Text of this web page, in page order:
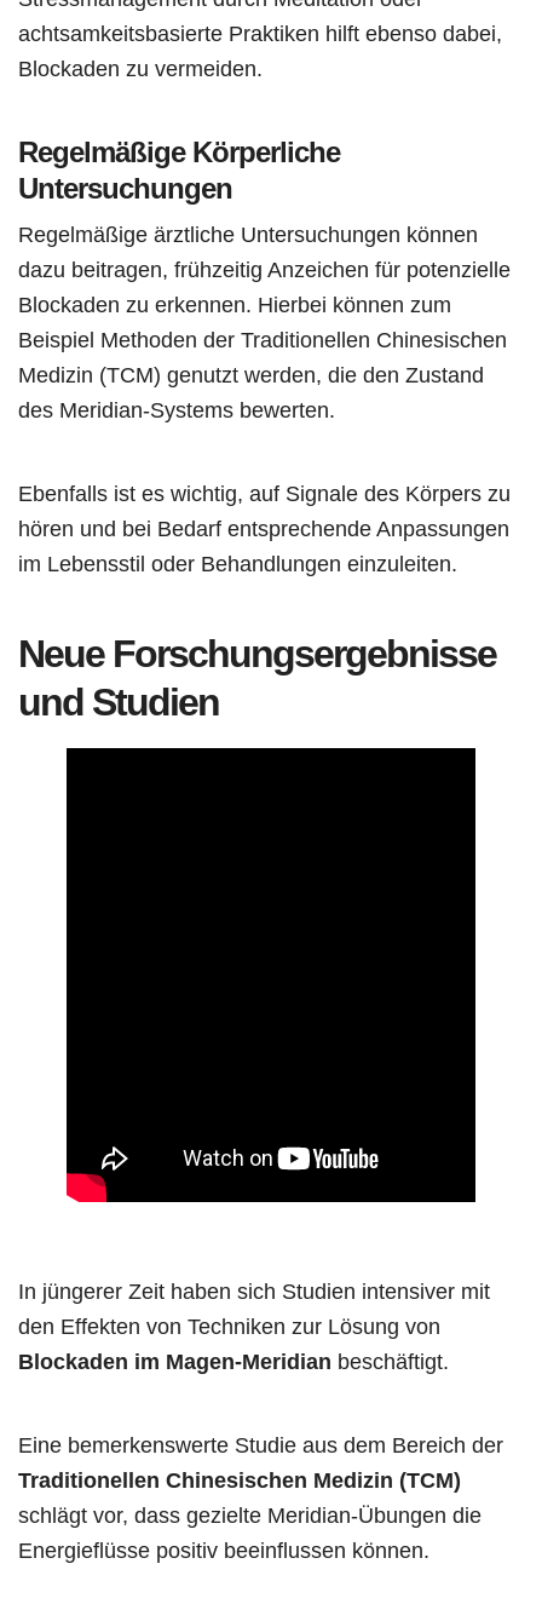
achtsamkeitsbasierte Praktiken hilft ebenso dabei,
Blockaden zu vermeiden.
Regelmäßige Körperliche
Untersuchungen
Regelmäßige ärztliche Untersuchungen können
dazu beitragen, frühzeitig Anzeichen für potenzielle
Blockaden zu erkennen. Hierbei können zum
Beispiel Methoden der Traditionellen Chinesischen
Medizin (TCM) genutzt werden, die den Zustand
des Meridian-Systems bewerten.
Ebenfalls ist es wichtig, auf Signale des Körpers zu
hören und bei Bedarf entsprechende Anpassungen
im Lebensstil oder Behandlungen einzuleiten.
Neue Forschungsergebnisse
und Studien
In jüngerer Zeit haben sich Studien intensiver mit
den Effekten von Techniken zur Lösung von
Blockaden im Magen-Meridian beschäftigt.
Eine bemerkenswerte Studie aus dem Bereich der
Traditionellen Chinesischen Medizin (TCM)
schlägt vor, dass gezielte Meridian-Übungen die
Energieflüsse positiv beeinflussen können.